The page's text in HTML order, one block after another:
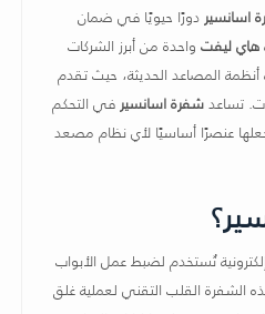
اسانسير دورًا حيويًا في ضمان
هاي ليفت واحدة من أبرز الشركات
المصاعد الحديثة، حيث تقدم
تساعدشفرة اسانسير في التحكم
عنصرًا أساسيًا لأي نظام مصعد
تُستخدم لضبط عمل الأبواب
القلب التقني لعملية غلق